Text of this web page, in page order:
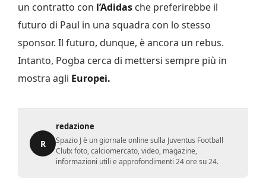
un contratto con l’Adidas che preferirebbe il
futuro di Paul in una squadra con lo stesso
sponsor. Il futuro, dunque, è ancora un rebus.
Intanto, Pogba cerca di mettersi sempre più in
mostra agli Europei.
R
redazione
Spazio J è un giornale online sulla Juventus Football
Club: foto, calciomercato, video, magazine,
informazioni utili e approfondimenti 24 ore su 24.